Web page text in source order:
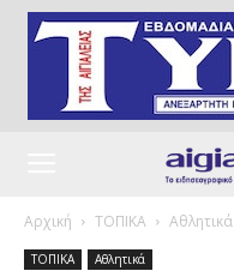
Αρχική ΤΟΠΙΚΑ Αθλητικά
ΤΟΠΙΚΑ Αθλητικά